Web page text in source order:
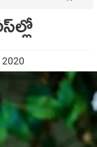
2020